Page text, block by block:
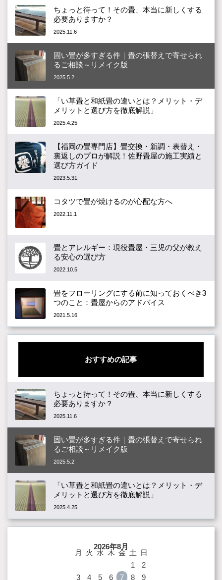
ちょっと待って！その畳、本当に新しくする
必要ありますか？
2025.11.6
固い畳が多すぎる件｜畳の張替えで寄せられ
るご相談～リメイク版
2025.5.2
「い草畳と和紙畳の違いとは？メリット・デ
メリットと選び方を徹底解説」
2025.4.25
【福岡の畳専門店】畳交換・新調・表替え・
裏返しのプロが解説！佐野畳屋の施工実績と
選び方ガイド
2023.5.31
コタツで畳が焼けるのが心配な方へ
2022.11.1
畳とアレルギー：現役畳屋・三児の父が教え
る安心の選び方
2022.10.5
畳をフローリングにする前に知っておくべき3
つのこと：畳屋からのアドバイス
2021.5.16
おすすめの記事
ちょっと待って！その畳、本当に新しくする
必要ありますか？
2025.11.6
固い畳が多すぎる件｜畳の張替えで寄せられ
るご相談～リメイク版
2025.5.2
「い草畳と和紙畳の違いとは？メリット・デ
メリットと選び方を徹底解説」
2025.4.25
2026年8月
月 火 水 木 金 土
日
1
2
3
4 5 6 7 8
9